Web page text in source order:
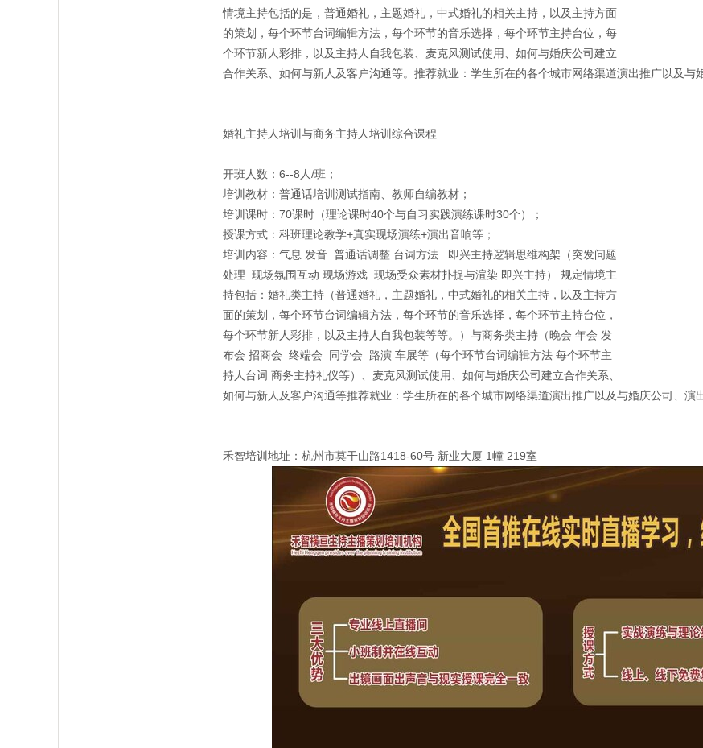
情境主持包括的是，普通婚礼，主题婚礼，中式婚礼的相关主持，以及主持方面
的策划，每个环节台词编辑方法，每个环节的音乐选择，每个环节主持台位，每
个环节新人彩排，以及主持人自我包装、麦克风测试使用、如何与婚庆公司建立
合作关系、如何与新人及客户沟通等。推荐就业：学生所在的各个城市网络渠道演出推广以及与
婚礼主持人培训与商务主持人培训综合课程
开班人数：6--8人/班；
培训教材：普通话培训测试指南、教师自编教材；
培训课时：70课时（理论课时40个与自习实践演练课时30个）；
授课方式：科班理论教学+真实现场演练+演出音响等；
培训内容：气息 发音 普通话调整 台词方法 即兴主持逻辑思维构架（突发问题
处理 现场氛围互动 现场游戏 现场受众素材扑捉与渲染 即兴主持） 规定情境主
持包括：婚礼类主持（普通婚礼，主题婚礼，中式婚礼的相关主持，以及主持方
面的策划，每个环节台词编辑方法，每个环节的音乐选择，每个环节主持台位，
每个环节新人彩排，以及主持人自我包装等等。）与商务类主持（晚会 年会 发
布会 招商会 终端会 同学会 路演 车展等（每个环节台词编辑方法 每个环节主
持人台词 商务主持礼仪等）、麦克风测试使用、如何与婚庆公司建立合作关系、
如何与新人及客户沟通等推荐就业：学生所在的各个城市网络渠道演出推广以及与婚庆公司、演
禾智培训地址：杭州市莫干山路1418-60号 新业大厦 1幢 219室